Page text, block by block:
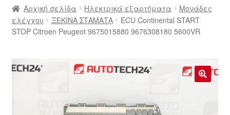
Διαδικασία Παραπόνων
Καροτσάκι
Αρχική σελίδα Ηλεκτρικά εξαρτήματα
Μονάδες
ελέγχου
ΞΕΚΙΝΑ ΣΤΑΜΑΤΑ
ECU Continental START
STOP Citroen Peugeot 9675015880 9676308180 5600VR